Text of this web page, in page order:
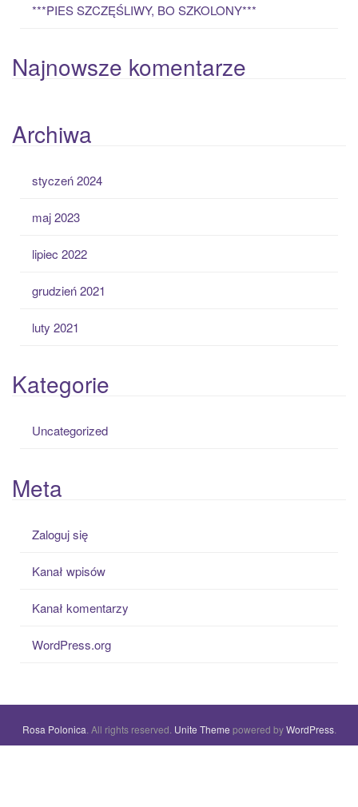
***PIES SZCZĘŚLIWY, BO SZKOLONY***
Najnowsze komentarze
Archiwa
styczeń 2024
maj 2023
lipiec 2022
grudzień 2021
luty 2021
Kategorie
Uncategorized
Meta
Zaloguj się
Kanał wpisów
Kanał komentarzy
WordPress.org
Rosa Polonica . All rights reserved. Unite Theme powered byWordPress.